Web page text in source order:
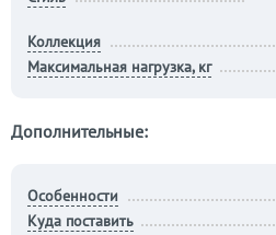
Коллекция
Максимальная нагрузка, кг
Дополнительные:
Особенности
Куда поставить